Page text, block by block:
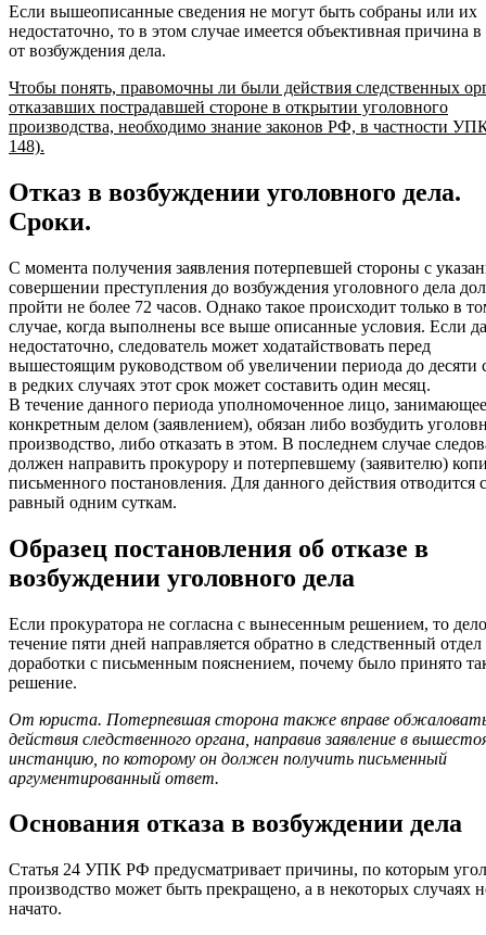
Если вышеописанные сведения не могут быть собраны или их
недостаточно, то в этом случае имеется объективная причина в
от возбуждения дела.
Чтобы понять, правомочны ли были действия следственных
отказавших пострадавшей стороне в открытии уголовного
производства, необходимо знание законов РФ, в частности
148).
Отказ в возбуждении уголовного дела.
Сроки.
С момента получения заявления потерпевшей стороны с
совершении преступления до возбуждения уголовного дела
пройти не более 72 часов. Однако такое происходит только в
случае, когда выполнены все выше описанные условия. Если
недостаточно, следователь может ходатайствовать перед
вышестоящим руководством об увеличении периода до десяти
в редких случаях этот срок может составить один месяц.
В течение данного периода уполномоченное лицо,
конкретным делом (заявлением), обязан либо возбудить
производство, либо отказать в этом. В последнем случае
должен направить прокурору и потерпевшему (заявителю)
письменного постановления. Для данного действия отводится
равный одним суткам.
Образец постановления об отказе в
возбуждении уголовного дела
Если прокуратора не согласна с вынесенным решением, то
течение пяти дней направляется обратно в следственный отдел
доработки с письменным пояснением, почему было принято
решение.
От юриста. Потерпевшая сторона также вправе
действия следственного органа, направив заявление в
инстанцию, по которому он должен получить письменный
аргументированный ответ.
Основания отказа в возбуждении дела
Статья 24 УПК РФ предусматривает причины, по которым
производство может быть прекращено, а в некоторых случаях
начато.